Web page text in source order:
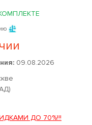
09.08.2026
ДО 70%!!!